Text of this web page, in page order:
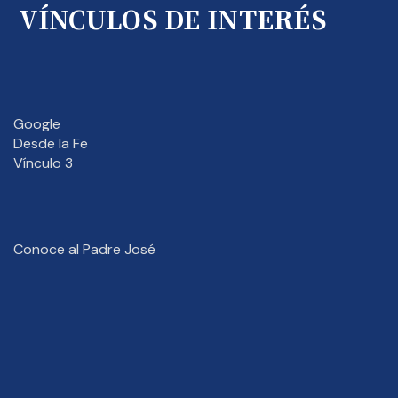
VÍNCULOS DE INTERÉS
Google
Desde la Fe
Vínculo 3
Conoce al Padre José